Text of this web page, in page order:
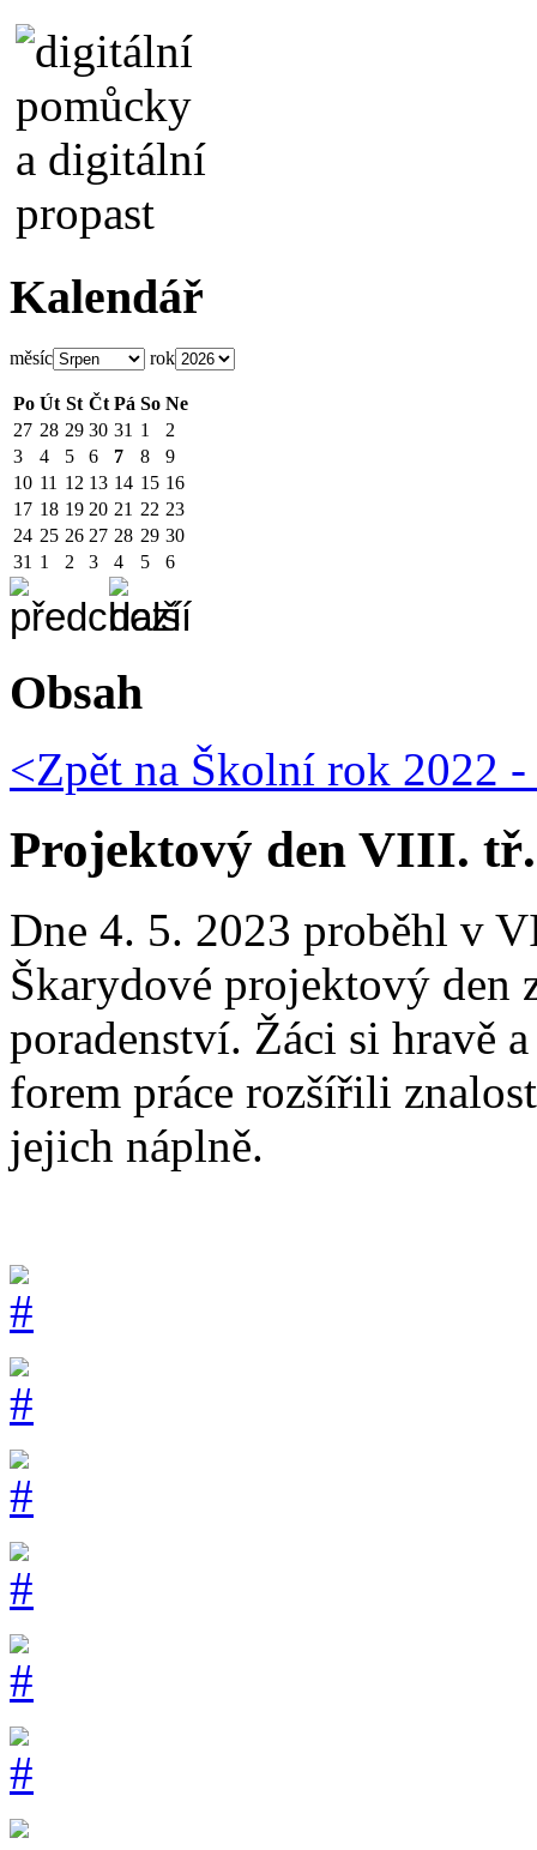
Kalendář
měsíc rok
Po Út St Čt Pá So Ne
27 28 29 30 31 1
2
3
4 5 6 7 8
9
10 11 12 13 14 15 16
17 18 19 20 21 22 23
24 25 26 27 28 29 30
31 1 2 3 4 5 6
Obsah
<Zpět na Školní rok 2022 -
Projektový den VIII.
Dne 4. 5. 2023 proběhl v
Škarydové projektový den
poradenství. Žáci si hravě
forem práce rozšířili
jejich náplně.